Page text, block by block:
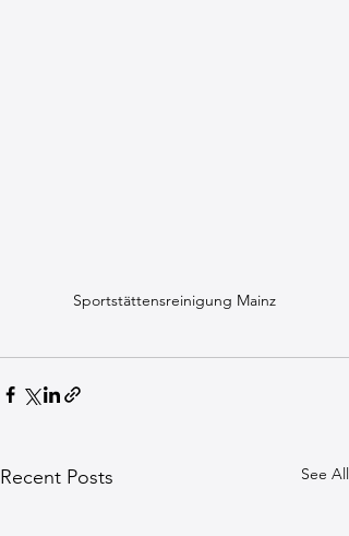
Sportstättensreinigung Mainz
Recent Posts See All